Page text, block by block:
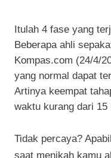
Itulah 4 fase yang
Beberapa ahli
Kompas.com (24/4/
yang normal dapat
Artinya keempat
waktu kurang dari 15
Tidak percaya?
saat menikah kamu